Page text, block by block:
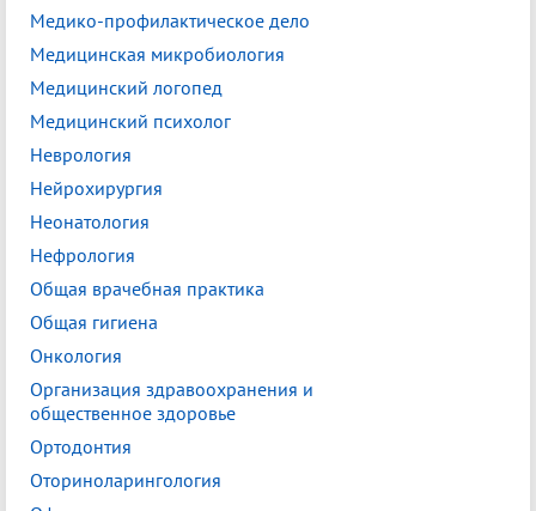
Медико-профилактическое дело
Медицинская микробиология
Медицинский логопед
Медицинский психолог
Неврология
Нейрохирургия
Неонатология
Нефрология
Общая врачебная практика
Общая гигиена
Онкология
Организация здравоохранения и
общественное здоровье
Ортодонтия
Оториноларингология